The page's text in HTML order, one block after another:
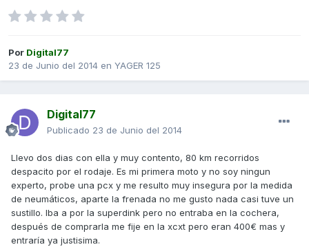
Por Digital77
23 de Junio del 2014 en YAGER 125
Digital77
Publicado 23 de Junio del 2014
Llevo dos dias con ella y muy contento, 80 km recorridos
despacito por el rodaje. Es mi primera moto y no soy ningun
experto, probe una pcx y me resulto muy insegura por la medida
de neumáticos, aparte la frenada no me gusto nada casi tuve un
sustillo. Iba a por la superdink pero no entraba en la cochera,
después de comprarla me fije en la xcxt pero eran 400€ mas y
entraría ya justisima.